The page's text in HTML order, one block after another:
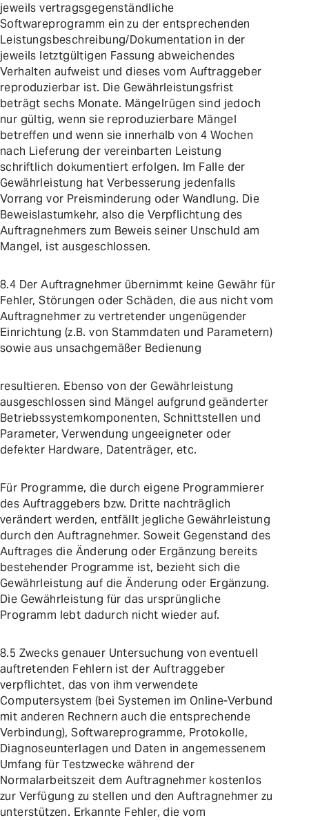
jeweils vertragsgegenständliche
Softwareprogramm ein zu der entsprechenden
Leistungsbeschreibung/Dokumentation in der
jeweils letztgültigen Fassung abweichendes
Verhalten aufweist und dieses vom Auftraggeber
reproduzierbar ist. Die Gewährleistungsfrist
beträgt sechs Monate. Mängelrügen sind jedoch
nur gültig, wenn sie reproduzierbare Mängel
betreffen und wenn sie innerhalb von 4 Wochen
nach Lieferung der vereinbarten Leistung
schriftlich dokumentiert erfolgen. Im Falle der
Gewährleistung hat Verbesserung jedenfalls
Vorrang vor Preisminderung oder Wandlung. Die
Beweislastumkehr, also die Verpflichtung des
Auftragnehmers zum Beweis seiner Unschuld am
Mangel, ist ausgeschlossen.
8.4 Der Auftragnehmer übernimmt keine Gewähr für
Fehler, Störungen oder Schäden, die aus nicht vom
Auftragnehmer zu vertretender ungenügender
Einrichtung (z.B. von Stammdaten und Parametern)
sowie aus unsachgemäßer Bedienung
resultieren. Ebenso von der Gewährleistung
ausgeschlossen sind Mängel aufgrund geänderter
Betriebssystemkomponenten, Schnittstellen und
Parameter, Verwendung ungeeigneter oder
defekter Hardware, Datenträger, etc.
Für Programme, die durch eigene Programmierer
des Auftraggebers bzw. Dritte nachträglich
verändert werden, entfällt jegliche Gewährleistung
durch den Auftragnehmer. Soweit Gegenstand des
Auftrages die Änderung oder Ergänzung bereits
bestehender Programme ist, bezieht sich die
Gewährleistung auf die Änderung oder Ergänzung.
Die Gewährleistung für das ursprüngliche
Programm lebt dadurch nicht wieder auf.
8.5 Zwecks genauer Untersuchung von eventuell
auftretenden Fehlern ist der Auftraggeber
verpflichtet, das von ihm verwendete
Computersystem (bei Systemen im Online-Verbund
mit anderen Rechnern auch die entsprechende
Verbindung), Softwareprogramme, Protokolle,
Diagnoseunterlagen und Daten in angemessenem
Umfang für Testzwecke während der
Normalarbeitszeit dem Auftragnehmer kostenlos
zur Verfügung zu stellen und den Auftragnehmer zu
unterstützen. Erkannte Fehler, die vom